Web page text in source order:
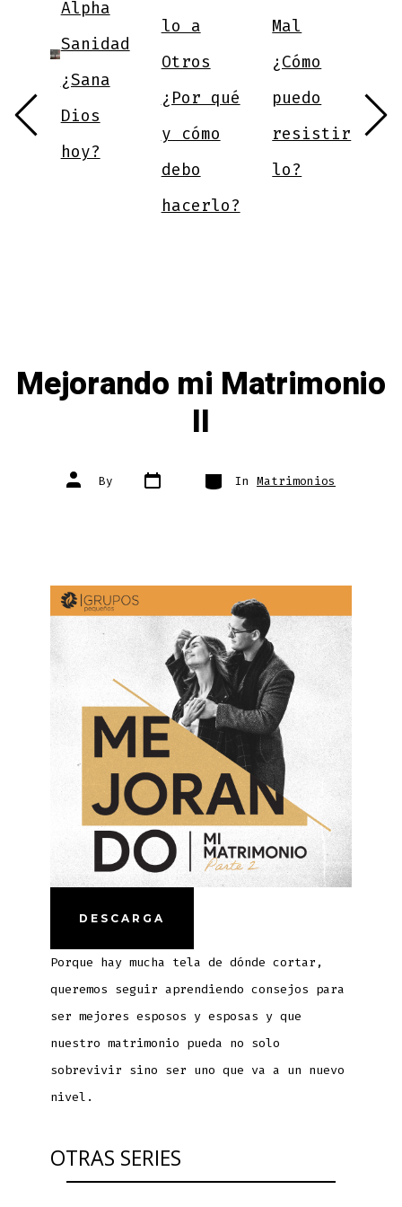
Alpha
Sanidad
¿Sana
Dios
hoy?
lo a
Otros
¿Por qué
y cómo
debo
hacerlo?
Mal
¿Cómo
puedo
resistir
lo?
Mejorando mi Matrimonio
II
Post
author
By Post
date
Categories
In Matrimonios
DESCARGA
Porque hay mucha tela de dónde cortar,
queremos seguir aprendiendo consejos para
ser mejores esposos y esposas y que
nuestro matrimonio pueda no solo
sobrevivir sino ser uno que va a un nuevo
nivel.
OTRAS SERIES